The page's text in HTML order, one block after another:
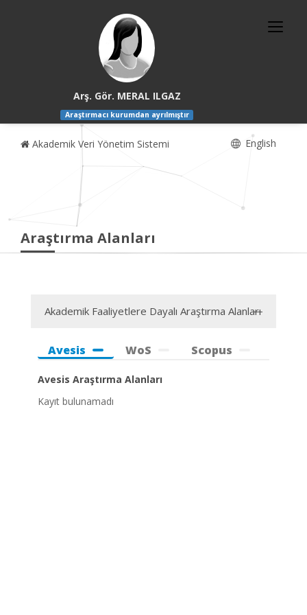
Arş. Gör. MERAL ILGAZ
Araştırmacı kurumdan ayrılmıştır
Akademik Veri Yönetim Sistemi English
Araştırma Alanları
Akademik Faaliyetlere Dayalı Araştırma Alanları
Avesis WoS Scopus
Avesis Araştırma Alanları
Kayıt bulunamadı